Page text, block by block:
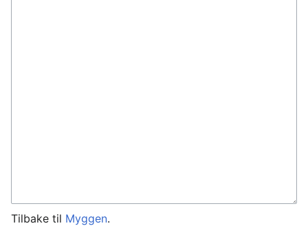
Tilbake til Myggen.